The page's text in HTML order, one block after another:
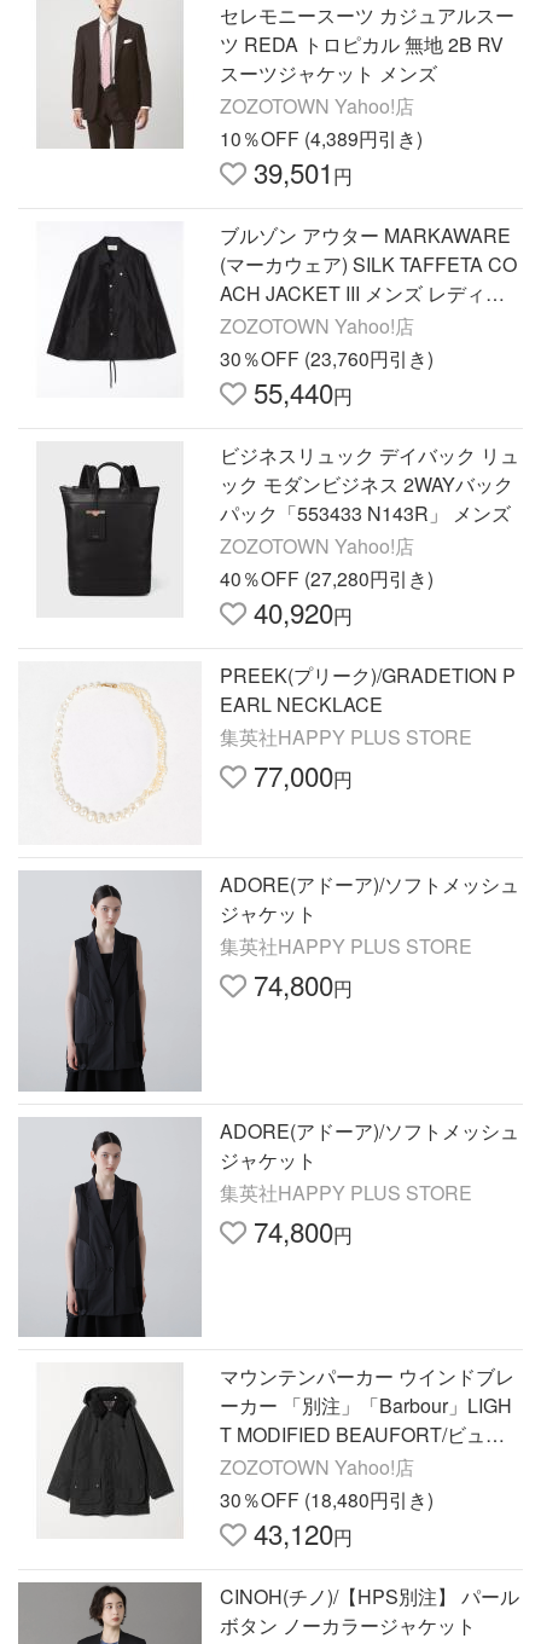
セレモニースーツ カジュアルスー
ツ REDA トロピカル 無地 2B RV
スーツジャケット メンズ
ZOZOTOWN Yahoo!店
10％OFF (4,389円引き)
39,501 円
ブルゾン アウター MARKAWARE
(マーカウェア) SILK TAFFETA CO
ACH JACKET III メンズ レディー
ス
ZOZOTOWN Yahoo!店
30％OFF (23,760円引き)
55,440円
ビジネスリュック デイバック リュ
ック モダンビジネス 2WAYバック
パック「553433 N143R」 メンズ
ZOZOTOWN Yahoo!店
40％OFF (27,280円引き)
40,920円
PREEK(プリーク)/GRADETION P
EARL NECKLACE
集英社HAPPY PLUS STORE
77,000円
ADORE(アドーア)/ソフトメッシュ
ジャケット
集英社HAPPY PLUS STORE
74,800円
ADORE(アドーア)/ソフトメッシュ
ジャケット
集英社HAPPY PLUS STORE
74,800円
マウンテンパーカー ウインドブレ
ーカー 「別注」「Barbour」LIGH
T MODIFIED BEAUFORT/ビュー
フォート/ハンティングジャケット
メンズ
ZOZOTOWN Yahoo!店
30％OFF (18,480円引き)
43,120円
CINOH(チノ)/【HPS別注】 パール
ボタン ノーカラージャケット